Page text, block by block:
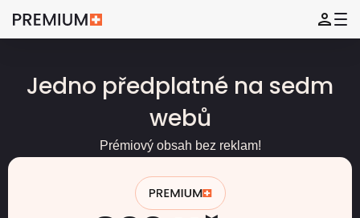
Jedno předplatné na sedm
webů
Prémiový obsah bez reklam!